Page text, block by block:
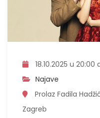
18.10.2025 u 20:00
Najave
Prolaz Fadila
Zagreb